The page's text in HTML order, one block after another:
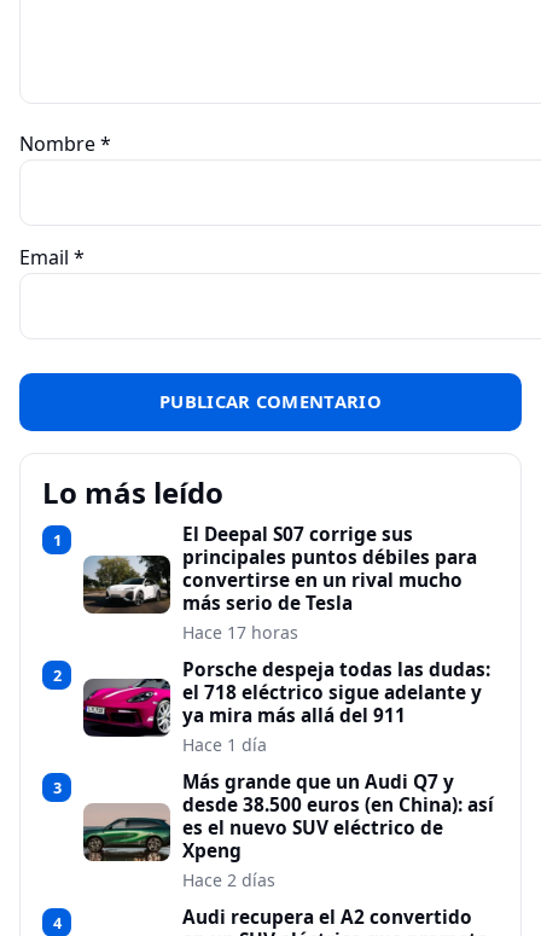
Nombre*
Email *
Lo más leído
1
El Deepal S07 corrige sus
principales puntos débiles para
convertirse en un rival mucho
más serio de Tesla
Hace 17 horas
2
Porsche despeja todas las dudas:
el 718 eléctrico sigue adelante y
ya mira más allá del 911
Hace 1 día
3
Más grande que un Audi Q7 y
desde 38.500 euros (en China): así
es el nuevo SUV eléctrico de
Xpeng
Hace 2 días
4
Audi recupera el A2 convertido